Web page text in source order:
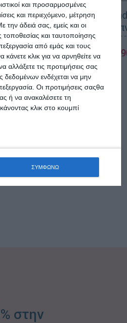
και προσαρμοσμένες
και περιεχόμενο, μέτρηση
την άδειά σας, εμείς και οι
και ταυτοποίησης
από εμάς και τους
κλικ για να αρνηθείτε να
αλλάξετε τις προτιμήσεις σας
ενδέχεται να μην
Οι προτιμήσεις σαςθα
ή να ανακαλέσετε τη
κλικ στο κουμπί
ΣΥΜΦΩΝΩ
Μονό με
Como felt &
Μαξιλάρι
Foam
ΠΡΟΣΘΉΚΗ ΣΤΟ
στην